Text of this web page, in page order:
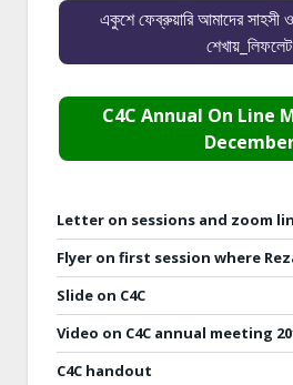
একুশে ফেব্রুয়ারি আমাদের সাহসী ও
শেখায়_লিফলেট
C4C Annual On Line
Letter on sessions and zoom
Flyer on first session where
Slide on C4C
Video on C4C annual meeting
C4C handout